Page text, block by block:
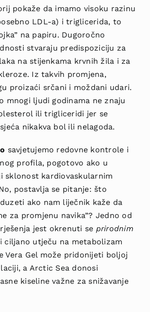
pokaže da imamo visoku razinu
LDL-a) i triglicerida, to
na papiru. Dugoročno
stvaraju predispoziciju za
na stijenkama krvnih žila i za
Iz takvih promjena,
proizaći srčani i moždani udari.
mnogi ljudi godinama ne znaju
ili trigliceridi jer se
nikakva bol ili nelagoda.
savjetujemo redovne kontrole i
profila, pogotovo ako u
sklonost kardiovaskularnim
postavlja se pitanje: što
ako nam liječnik kaže da
za promjenu navika”? Jedno od
jest okrenuti se prirodnim
ciljano utječu na metabolizam
Vera Gel može pridonijeti boljoj
a Arctic Sea donosi
kiseline važne za snižavanje